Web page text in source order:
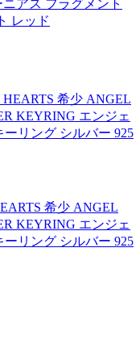
ニアス フラグメント
レッド
希少 ANGEL
KEYRING エンジェ
リング シルバー 925